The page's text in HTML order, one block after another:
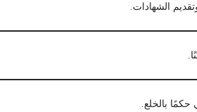
الشهادات.
بالخلع.